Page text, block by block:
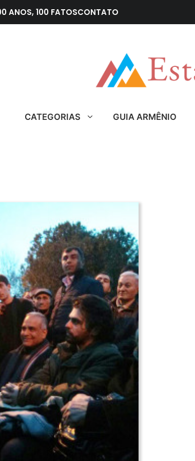
ANOS, 100 FATOSCONTATO
CATEGORIAS GUIA ARMÊNIO